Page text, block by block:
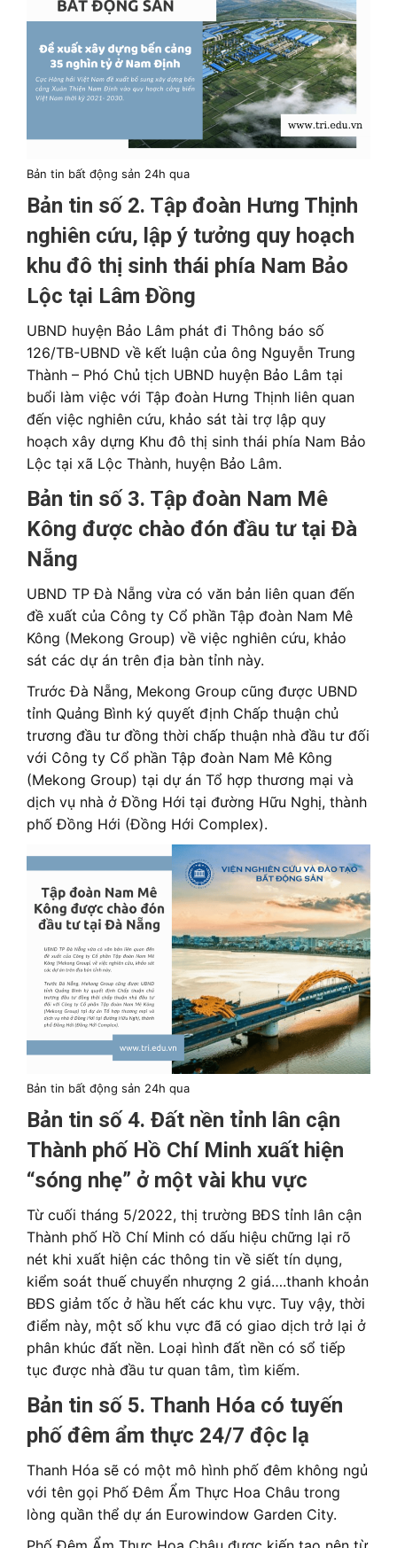
Bản tin bất động sản 24h qua
Bản tin số 2. Tập đoàn Hưng Thịnh
nghiên cứu, lập ý tưởng quy hoạch
khu đô thị sinh thái phía Nam Bảo
Lộc tại Lâm Đồng
UBND huyện Bảo Lâm phát đi Thông báo số
126/TB-UBND về kết luận của ông Nguyễn Trung
Thành – Phó Chủ tịch UBND huyện Bảo Lâm tại
buổi làm việc với Tập đoàn Hưng Thịnh liên quan
đến việc nghiên cứu, khảo sát tài trợ lập quy
hoạch xây dựng Khu đô thị sinh thái phía Nam Bảo
Lộc tại xã Lộc Thành, huyện Bảo Lâm.
Bản tin số 3. Tập đoàn Nam Mê
Kông được chào đón đầu tư tại Đà
Nẵng
UBND TP Đà Nẵng vừa có văn bản liên quan đến
đề xuất của Công ty Cổ phần Tập đoàn Nam Mê
Kông (Mekong Group) về việc nghiên cứu, khảo
sát các dự án trên địa bàn tỉnh này.
Trước Đà Nẵng, Mekong Group cũng được UBND
tỉnh Quảng Bình ký quyết định Chấp thuận chủ
trương đầu tư đồng thời chấp thuận nhà đầu tư đối
với Công ty Cổ phần Tập đoàn Nam Mê Kông
(Mekong Group) tại dự án Tổ hợp thương mại và
dịch vụ nhà ở Đồng Hới tại đường Hữu Nghị, thành
phố Đồng Hới (Đồng Hới Complex).
Bản tin bất động sản 24h qua
Bản tin số 4. Đất nền tỉnh lân cận
Thành phố Hồ Chí Minh xuất hiện
“sóng nhẹ” ở một vài khu vực
Từ cuối tháng 5/2022, thị trường BĐS tỉnh lân cận
Thành phố Hồ Chí Minh có dấu hiệu chững lại rõ
nét khi xuất hiện các thông tin về siết tín dụng,
kiểm soát thuế chuyển nhượng 2 giá….thanh khoản
BĐS giảm tốc ở hầu hết các khu vực. Tuy vậy, thời
điểm này, một số khu vực đã có giao dịch trở lại ở
phân khúc đất nền. Loại hình đất nền có sổ tiếp
tục được nhà đầu tư quan tâm, tìm kiếm.
Bản tin số 5. Thanh Hóa có tuyến
phố đêm ẩm thực 24/7 độc lạ
Thanh Hóa sẽ có một mô hình phố đêm không ngủ
với tên gọi Phố Đêm Ẩm Thực Hoa Châu trong
lòng quần thể dự án Eurowindow Garden City.